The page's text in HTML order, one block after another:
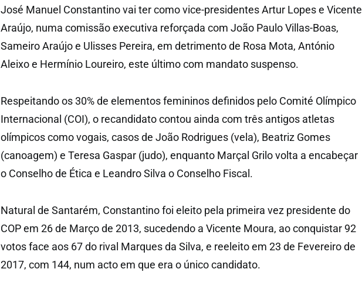
José Manuel Constantino vai ter como vice-presidentes Artur Lopes e Vicente
Araújo, numa comissão executiva reforçada com João Paulo Villas-Boas,
Sameiro Araújo e Ulisses Pereira, em detrimento de Rosa Mota, António
Aleixo e Hermínio Loureiro, este último com mandato suspenso.
Respeitando os 30% de elementos femininos definidos pelo Comité Olímpico
Internacional (COI), o recandidato contou ainda com três antigos atletas
olímpicos como vogais, casos de João Rodrigues (vela), Beatriz Gomes
(canoagem) e Teresa Gaspar (judo), enquanto Marçal Grilo volta a encabeçar
o Conselho de Ética e Leandro Silva o Conselho Fiscal.
Natural de Santarém, Constantino foi eleito pela primeira vez presidente do
COP em 26 de Março de 2013, sucedendo a Vicente Moura, ao conquistar 92
votos face aos 67 do rival Marques da Silva, e reeleito em 23 de Fevereiro de
2017, com 144, num acto em que era o único candidato.